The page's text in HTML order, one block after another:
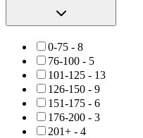
0-75 - 8
76-100 - 5
101-125 - 13
126-150 - 9
151-175 - 6
176-200 - 3
201+ - 4